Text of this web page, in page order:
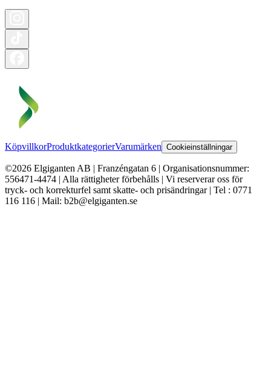
KöpvillkorProduktkategorierVarumärken Cookieinställningar
©2026 Elgiganten AB | Franzéngatan 6 | Organisationsnummer:
556471-4474 | Alla rättigheter förbehålls | Vi reserverar oss för
tryck- och korrekturfel samt skatte- och prisändringar | Tel : 0771
116 116 | Mail: b2b@elgiganten.se